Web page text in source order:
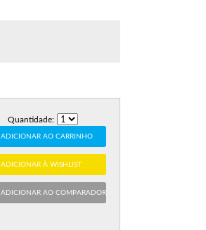
Quantidade:
ADICIONAR AO CARRINHO
ADICIONAR À WISHLIST
ADICIONAR AO COMPARADOR